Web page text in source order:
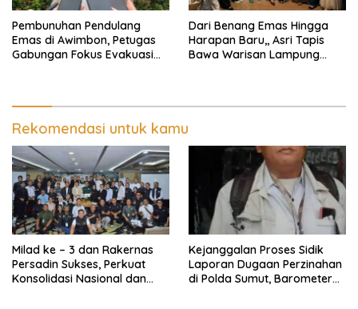
Pembunuhan Pendulang
Emas di Awimbon, Petugas
Gabungan Fokus Evakuasi
Dari Benang Emas Hingga
Harapan Baru,, Asri Tapis
Bawa Warisan Lampung
Rekomendasi untuk kamu
Milad ke – 3 dan Rakernas
Persadin Sukses, Perkuat
Konsolidasi Nasional dan
Kejanggalan Proses Sidik
Laporan Dugaan Perzinahan
di Polda Sumut, Barometer